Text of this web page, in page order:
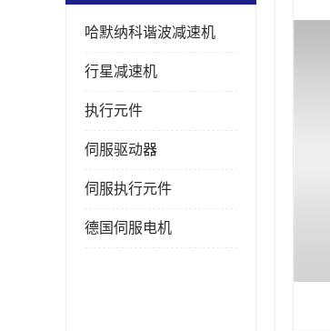
哈默纳科谐波减速机
行星减速机
执行元件
伺服驱动器
伺服执行元件
德国伺服电机